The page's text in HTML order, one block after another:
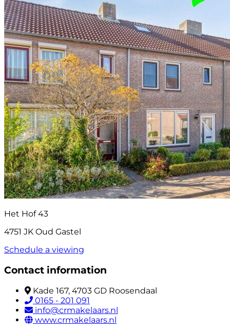
Het Hof 43
4751 JK Oud Gastel
Schedule a viewing
Contact information
Kade 167, 4703 GD Roosendaal
0165 - 201 091
info@crmakelaars.nl
www.crmakelaars.nl